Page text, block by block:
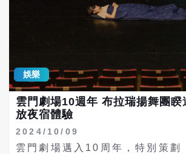
娛樂
雲門劇場10週年 布拉瑞揚舞團睽
放夜宿體驗
2024/10/09
雲門劇場邁入10周年，特別策劃